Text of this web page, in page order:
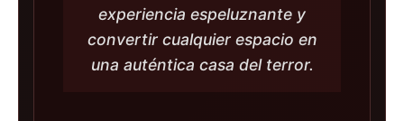
experiencia espeluznante y
convertir cualquier espacio en
una auténtica casa del terror.